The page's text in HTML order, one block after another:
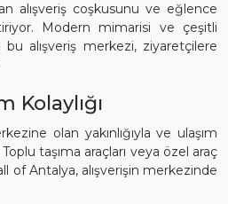
alışveriş coşkusunu ve eğlence
Modern mimarisi ve çeşitli
alışveriş merkezi, ziyaretçilere
Kolaylığı
olan yakınlığıyla ve ulaşım
taşıma araçları veya özel araç
of Antalya, alışverişin merkezinde